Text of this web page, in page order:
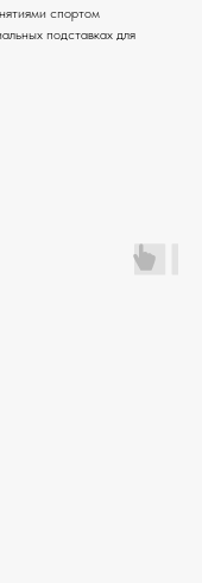
спортом
подставках для